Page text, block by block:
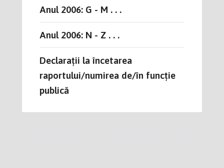
Anul 2006: G - M . . .
Anul 2006: N - Z . . .
Declarații la încetarea
raportului/numirea de/în funcție
publică